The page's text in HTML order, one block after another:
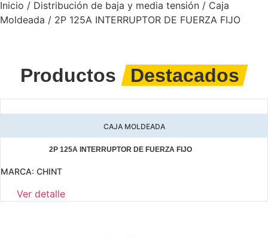
Inicio / Distribución de baja y media tensión / Caja
Moldeada / 2P 125A INTERRUPTOR DE FUERZA FIJO
Productos Destacados
CAJA MOLDEADA
2P 125A INTERRUPTOR DE FUERZA FIJO
MARCA: CHINT
Ver detalle